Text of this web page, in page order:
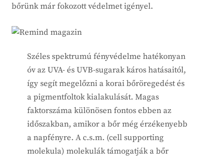
bőrünk már fokozott védelmet igényel.
Széles spektrumú fényvédelme hatékonyan
óv az UVA- és UVB-sugarak káros hatásaitól,
így segít megelőzni a korai bőröregedést és
a pigmentfoltok kialakulását. Magas
faktorszáma különösen fontos ebben az
időszakban, amikor a bőr még érzékenyebb
a napfényre. A c.s.m. (cell supporting
molekula) molekulák támogatják a bőr